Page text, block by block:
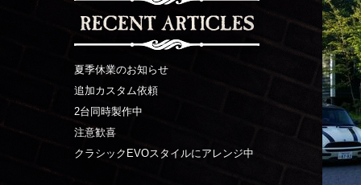
夏季休業のお知らせ
追加カスタム依頼
2台同時製作中
注意歓喜
クラシックEVOスタイルにアレンジ中